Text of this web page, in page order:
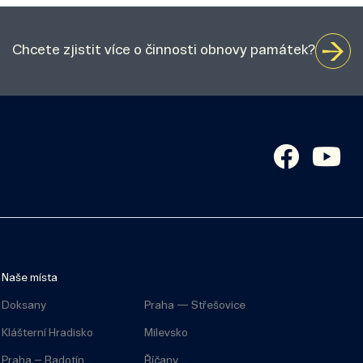
Chcete zjistit více o činnosti obnovy památek?
Naše místa
Doksany
Klášterní Hradisko
Praha — Střešovice
Milevsko